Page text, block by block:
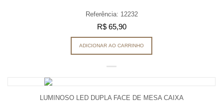
Referência: 12232
R$ 65,90
ADICIONAR AO CARRINHO
LUMINOSO LED DUPLA FACE DE MESA CAIXA